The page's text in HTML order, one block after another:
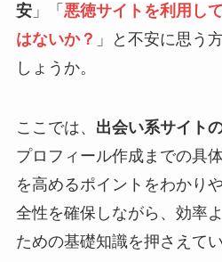
安」「 悪徳サイトを利用し
はないか？ 」と不安に思う
しょうか。
ここでは、 出会い系サイト
プロフィール作成までの具
を高めるポイントをわかり
全性を確保しながら、効率
ための基礎知識を押さえて